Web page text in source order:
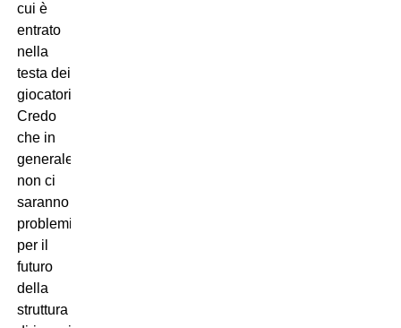
cui è
entrato
nella
testa dei
giocatori.
Credo
che in
generale
non ci
saranno
problemi
per il
futuro
della
struttura